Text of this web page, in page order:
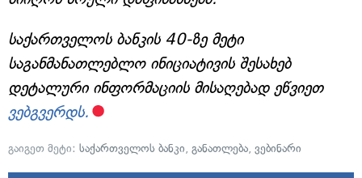
საქართველოს ბანკის 40-ზე მეტი
საგანმანათლებლო ინიციატივის შესახებ
დეტალური ინფორმაციის მისაღებად ეწვიეთ
ვებგვერდს.
გაიგეთ მეტი: საქართველოს ბანკი, განათლება, ვებინარი